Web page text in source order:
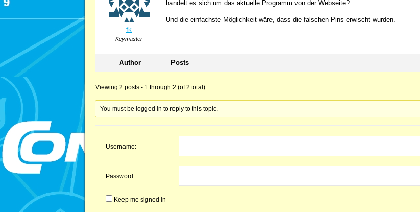
fk
Keymaster
handelt es sich um das aktuelle Programm von der Webseite?
Und die einfachste Möglichkeit wäre, dass die falschen Pins erwischt wurden.
Author Posts
Viewing 2 posts - 1 through 2 (of 2 total)
You must be logged in to reply to this topic.
Username:
Password:
Keep me signed in